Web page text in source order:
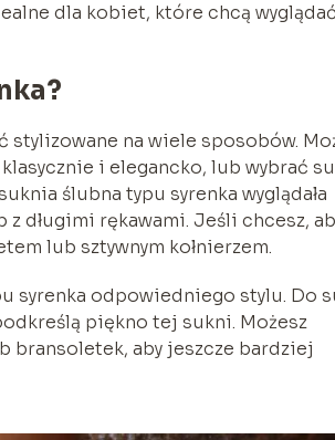
dla kobiet, które chcą wyglądać
stylizowane na wiele sposobów.
i elegancko, lub wybrać
ślubna typu syrenka wyglądała
długimi rękawami. Jeśli chcesz,
lub sztywnym kołnierzem.
syrenka odpowiedniego stylu. Do
piękno tej sukni. Możesz
bransoletek, aby jeszcze bardziej